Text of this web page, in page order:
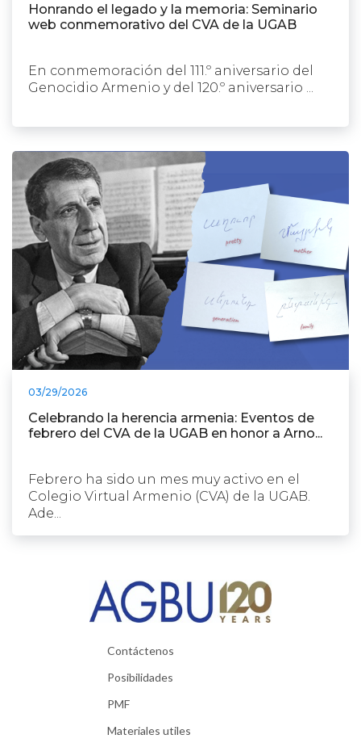
Honrando el legado y la memoria: Seminario
web conmemorativo del CVA de la UGAB
En conmemoración del 111.º aniversario del
Genocidio Armenio y del 120.º aniversario ...
03/29/2026
Celebrando la herencia armenia: Eventos de
febrero del CVA de la UGAB en honor a Arno...
Febrero ha sido un mes muy activo en el
Colegio Virtual Armenio (CVA) de la UGAB.
Ade...
Contáctenos
Posibilidades
PMF
Materiales utiles